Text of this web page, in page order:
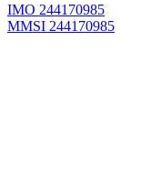
IMO 244170985
MMSI 244170985